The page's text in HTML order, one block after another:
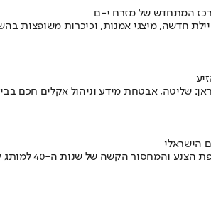
המתחדש של מזרח י-ם
שליטה, אבטחת מידע וניהול אקלים חכם
הישראלי